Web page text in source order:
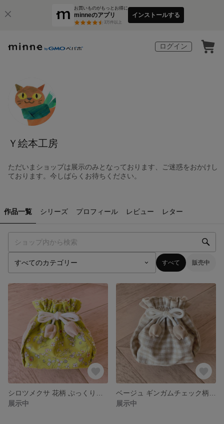
お買いものがもっとお得に
minneのアプリ
3万件以上
インストールする
ログイン
Ｙ絵本工房
ただいまショップは展示のみとなっております、ご迷惑をおかけし
ております。今しばらくお待ちください。
作品一覧 シリーズ プロフィール レビュー レター
すべて 販売中
展示中
展示中